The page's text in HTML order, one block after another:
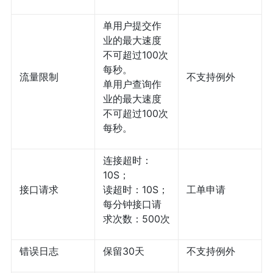
流量限制
单用户提交作
业的最大速度
不可超过100次
每秒。
单用户查询作
业的最大速度
不可超过100次
每秒。
不支持例外
接口请求
连接超时：
10S；
读超时：10S；
每分钟接口请
求次数：500次
工单申请
错误日志 保留30天 不支持例外